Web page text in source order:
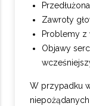
Zawroty
Problemy z
Objawy
W przypadku